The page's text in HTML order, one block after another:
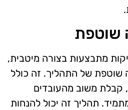
שוטפת
מתבצעות בצורה מיטבית,
של התהליך. זה כולל
קבלת משוב מהעובדים
תהליך זה יכול להנחות